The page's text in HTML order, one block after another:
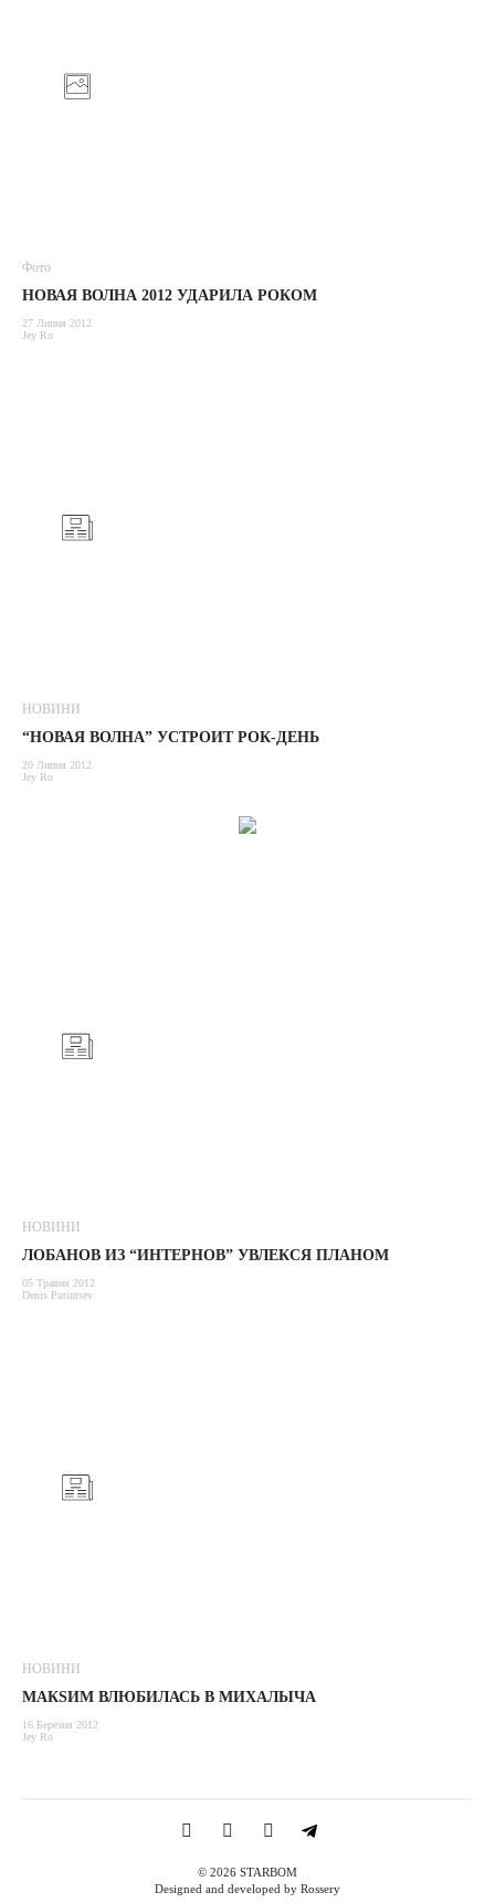
Фото
НОВАЯ ВОЛНА 2012 УДАРИЛА РОКОМ
27 Липня 2012
Jey Ro
НОВИНИ
“НОВАЯ ВОЛНА” УСТРОИТ РОК-ДЕНЬ
20 Липня 2012
Jey Ro
НОВИНИ
ЛОБАНОВ ИЗ “ИНТЕРНОВ” УВЛЕКСЯ ПЛАНОМ
05 Травня 2012
Denis Putintsev
НОВИНИ
МАКSИМ ВЛЮБИЛАСЬ В МИХАЛЫЧА
16 Березня 2012
Jey Ro
© 2026 STARBOM
Designed and developed by Rossery